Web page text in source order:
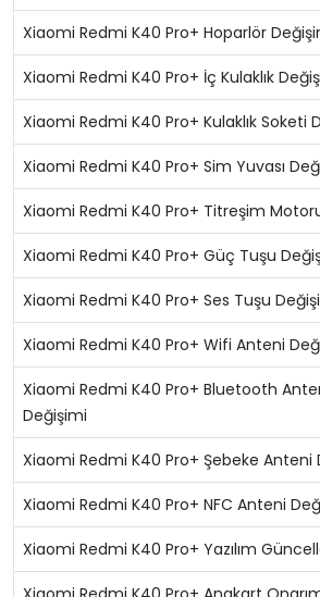
Xiaomi Redmi K40 Pro+ Hoparlör
Xiaomi Redmi K40 Pro+ İç Kulaklık
Xiaomi Redmi K40 Pro+ Kulaklık Soketi
Xiaomi Redmi K40 Pro+ Sim Yuvası
Xiaomi Redmi K40 Pro+ Titreşim
Xiaomi Redmi K40 Pro+ Güç Tuşu
Xiaomi Redmi K40 Pro+ Ses Tuşu
Xiaomi Redmi K40 Pro+ Wifi Anteni
Xiaomi Redmi K40 Pro+ Bluetooth
Değişimi
Xiaomi Redmi K40 Pro+ Şebeke Anteni
Xiaomi Redmi K40 Pro+ NFC Anteni
Xiaomi Redmi K40 Pro+ Yazılım